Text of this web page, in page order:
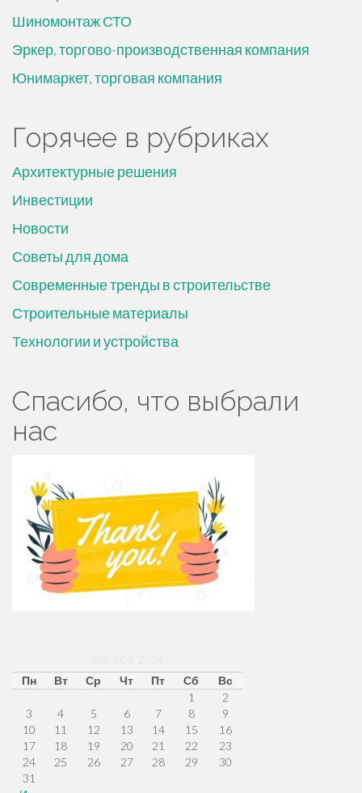
Шиномонтаж СТО
Эркер, торгово-производственная компания
Юнимаркет, торговая компания
Горячее в рубриках
Архитектурные решения
Инвестиции
Новости
Советы для дома
Современные тренды в строительстве
Строительные материалы
Технологии и устройства
Спасибо, что выбрали
нас
Пн
Вт Ср Чт Пт Сб
Вс
1
2
3
4 5 6 7 8
9
10
11 12 13 14 15
16
17
18 19 20 21 22
23
24
25 26 27 28 29
30
31